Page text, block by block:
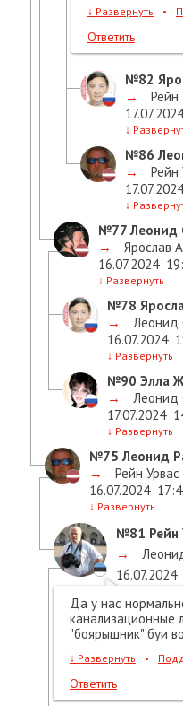
↓ Развернуть •
Ответить
№82
→
Рейн
17.07.2024
↓
№86
→
Рейн
17.07.2024
↓
№77Леонид
→
Ярослав
16.07.2024
↓ Развернуть
№78
→
Леонид
16.07.2024
↓ Развернуть
№90 Элла
→
Леонид
17.07.2024
↓ Развернуть
№75 Леонид
→
Рейн Урвас
16.07.2024
↓ Развернуть
№81 Рейн
→
16.07.2024
Да у нас
канализационные
"боярышник" буи
↓ Развернуть •
Ответить